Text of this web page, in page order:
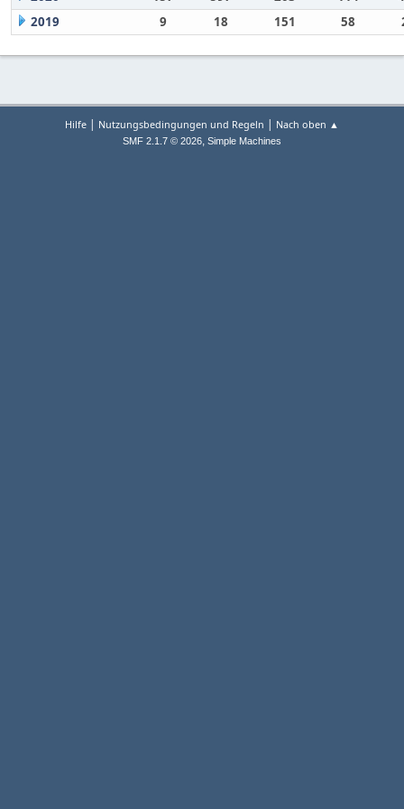
2019
9 18 151 58
Hilfe | Nutzungsbedingungen und Regeln | Nach oben ▲
SMF 2.1.7 © 2026, Simple Machines